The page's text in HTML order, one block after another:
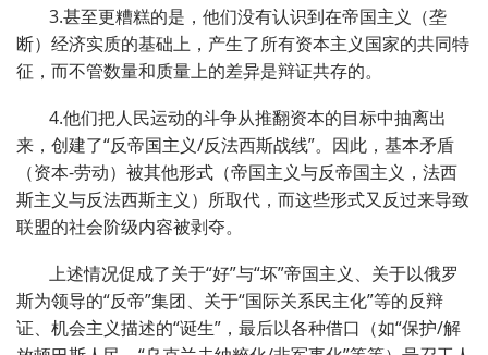
3.甚至更糟糕的是，他们没有认识到在帝国主义（垄
断）经济实质的基础上，产生了所有资本主义国家的共同特
征，而不管数量和质量上的差异是辩证共存的。
4.他们把人民运动的斗争从推翻资本的目标中抽离出
来，创建了“反帝国主义/反法西斯战线”。因此，基本矛盾
（资本-劳动）被其他形式（帝国主义与反帝国主义，法西
斯主义与反法西斯主义）所取代，而这些形式又反过来导致
联盟的社会阶级内容被剥夺。
上述情况促成了关于“好”与“坏”帝国主义、关于以俄罗
斯为领导的“反帝”集团、关于“国际关系民主化”等的反辩
证、机会主义描述的“诞生”，最后以各种借口（如“保护/解